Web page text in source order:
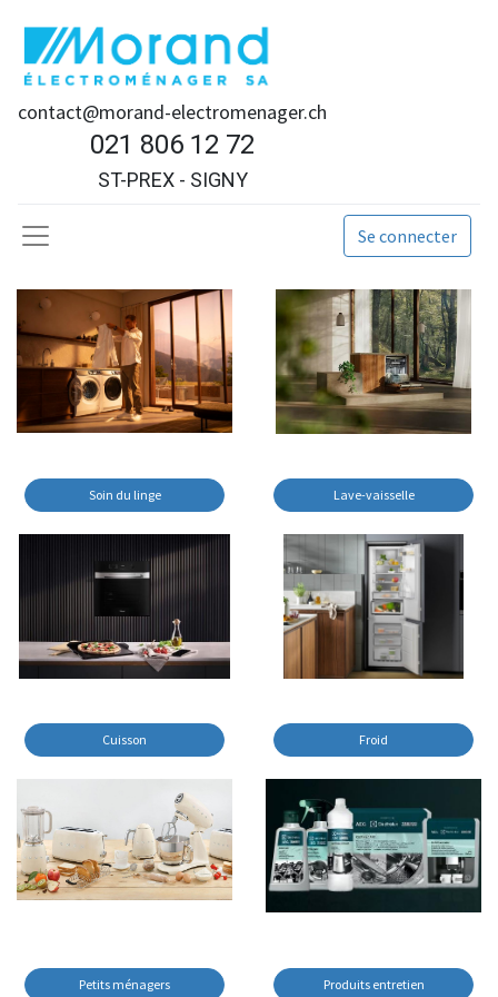
contact@morand-electromenager.ch
021 806 12 72
ST-PREX - SIGNY
Se connecter
Soin du linge Lave-vaisselle
Cuisson Froid
Petits ménagers Produits entretien